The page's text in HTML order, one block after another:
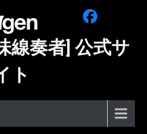
線奏者] 公式サ
ト